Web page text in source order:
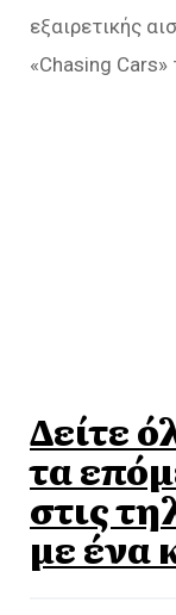
εξαιρετικής
«Chasing
Δείτε
τα
στις
με ένα